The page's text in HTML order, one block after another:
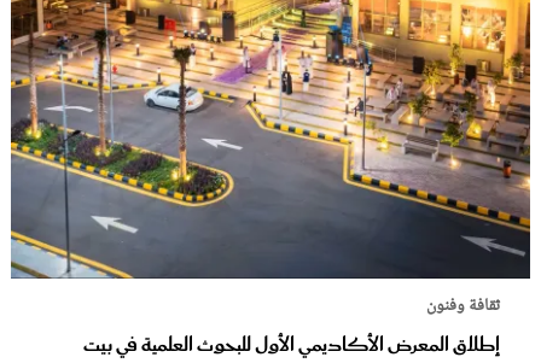
ثقافة وفنون
إطلاق المعرض الأكاديمي الأول للبحوث العلمية في بيت